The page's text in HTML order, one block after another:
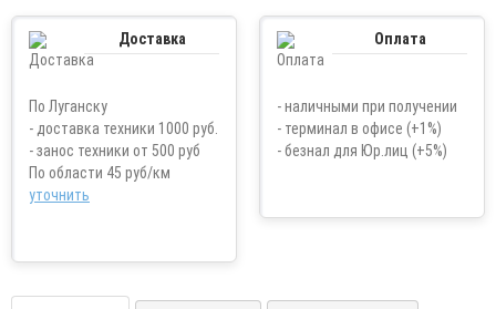
Доставка
По Луганску
- доставка техники 1000 руб.
- занос техники от 500 руб
По области 45 руб/км
уточнить
Оплата
- наличными при получении
- терминал в офисе (+1%)
- безнал для Юр.лиц (+5%)